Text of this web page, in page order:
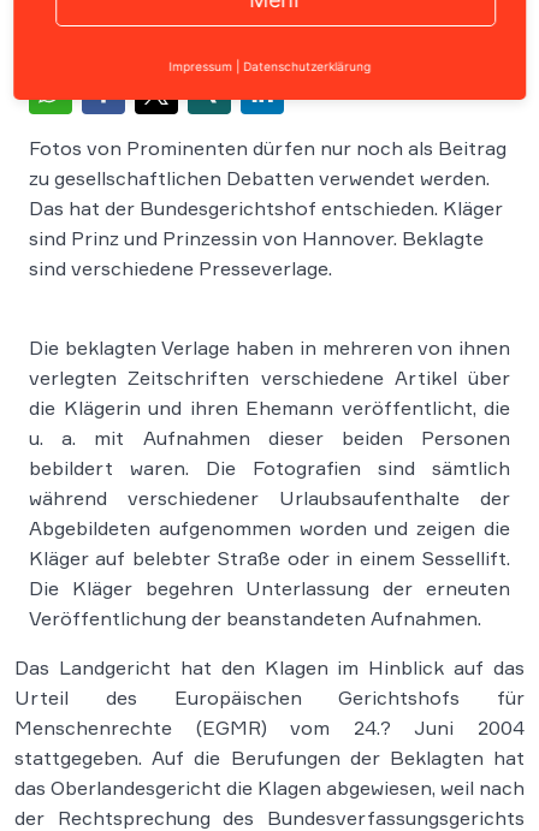
Fotos von Prominenten dürfen nur noch als Beitrag
zu gesellschaftlichen Debatten verwendet werden.
Das hat der Bundesgerichtshof entschieden. Kläger
sind Prinz und Prinzessin von Hannover. Beklagte
sind verschiedene Presseverlage.
Die beklagten Verlage haben in mehreren von ihnen
verlegten Zeitschriften verschiedene Artikel über
die Klägerin und ihren Ehemann veröffentlicht, die
u. a. mit Aufnahmen dieser beiden Personen
bebildert waren. Die Fotografien sind sämtlich
während verschiedener Urlaubsaufenthalte der
Abgebildeten aufgenommen worden und zeigen die
Kläger auf belebter Straße oder in einem Sessellift.
Die Kläger begehren Unterlassung der erneuten
Veröffentlichung der beanstandeten Aufnahmen.
Das Landgericht hat den Klagen im Hinblick auf das
Urteil des Europäischen Gerichtshofs für
Menschenrechte (EGMR) vom 24.? Juni 2004
stattgegeben. Auf die Berufungen der Beklagten hat
das Oberlandesgericht die Klagen abgewiesen, weil nach
der Rechtsprechung des Bundesverfassungsgerichts
Impressum Datenschutzerklärung